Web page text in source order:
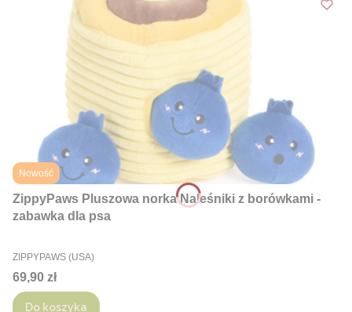
Nowość
ZippyPaws Pluszowa norka Naleśniki z borówkami -
zabawka dla psa
PRODUCENT
ZIPPYPAWS (USA)
Cena
69,90 zł
Do koszyka